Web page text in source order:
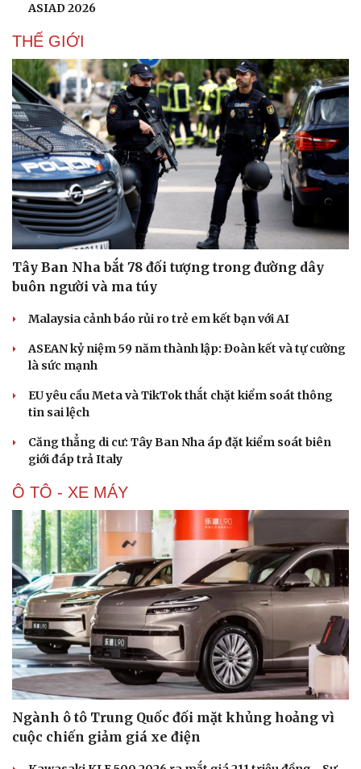
Văn hóa
Văn học
Di sản
Thời trang
ASIAD 2026
THẾ GIỚI
Tây Ban Nha bắt 78 đối tượng trong đường dây
buôn người và ma túy
Malaysia cảnh báo rủi ro trẻ em kết bạn với AI
ASEAN kỷ niệm 59 năm thành lập: Đoàn kết và tự cường
là sức mạnh
EU yêu cầu Meta và TikTok thắt chặt kiểm soát thông
tin sai lệch
Căng thẳng di cư: Tây Ban Nha áp đặt kiểm soát biên
giới đáp trả Italy
Ô TÔ - XE MÁY
Ngành ô tô Trung Quốc đối mặt khủng hoảng vì
cuộc chiến giảm giá xe điện